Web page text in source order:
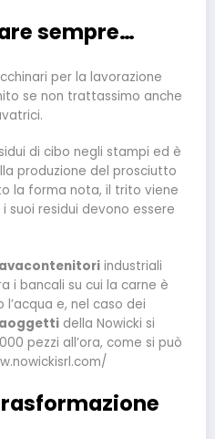
sempre…
per la lavorazione
se non trattassimo anche
di cibo negli stampi ed è
produzione del prosciutto
la forma nota, il trito viene
residui devono essere
industriali
i bancali su cui la carne è
e, nel caso dei
della Nowicki si
pezzi all’ora, come si può